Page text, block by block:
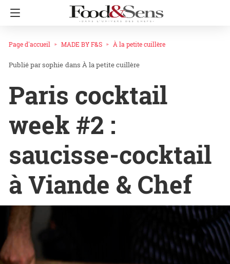
Page d'accueil MADE BY F&S À la petite cuillère
sophie dans À la petite cuillère
Paris cocktail
week #2 :
saucisse-cocktail
à Viande & Chef